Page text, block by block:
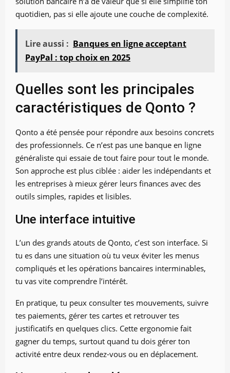
quotidien, pas si elle ajoute une couche de complexité.
Lire aussi : Banques en ligne acceptant
PayPal : top choix en 2025
Quelles sont les principales
caractéristiques de Qonto ?
Qonto a été pensée pour répondre aux besoins concrets
des professionnels. Ce n’est pas une banque en ligne
généraliste qui essaie de tout faire pour tout le monde.
Son approche est plus ciblée : aider les indépendants et
les entreprises à mieux gérer leurs finances avec des
outils simples, rapides et lisibles.
Une interface intuitive
L’un des grands atouts de Qonto, c’est son interface. Si
tu es dans une situation où tu veux éviter les menus
compliqués et les opérations bancaires interminables,
tu vas vite comprendre l’intérêt.
En pratique, tu peux consulter tes mouvements, suivre
tes paiements, gérer tes cartes et retrouver tes
justificatifs en quelques clics. Cette ergonomie fait
gagner du temps, surtout quand tu dois gérer ton
activité entre deux rendez-vous ou en déplacement.